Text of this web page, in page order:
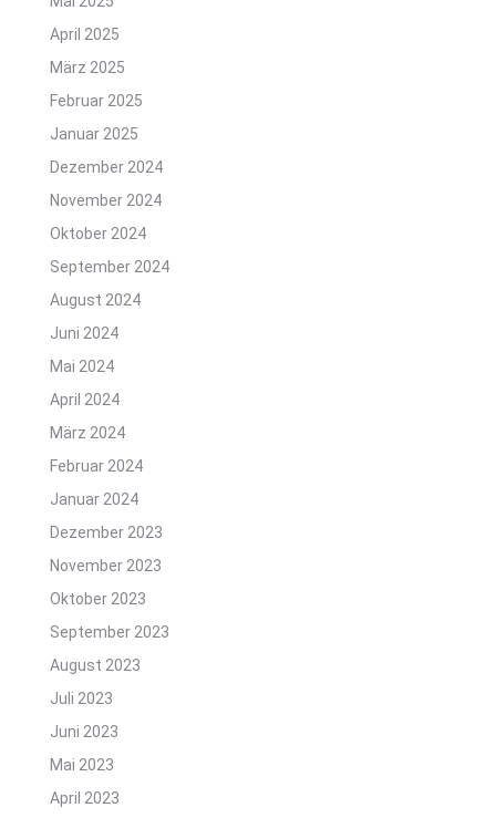
April 2025
März 2025
Februar 2025
Januar 2025
Dezember 2024
November 2024
Oktober 2024
September 2024
August 2024
Juni 2024
Mai 2024
April 2024
März 2024
Februar 2024
Januar 2024
Dezember 2023
November 2023
Oktober 2023
September 2023
August 2023
Juli 2023
Juni 2023
Mai 2023
April 2023